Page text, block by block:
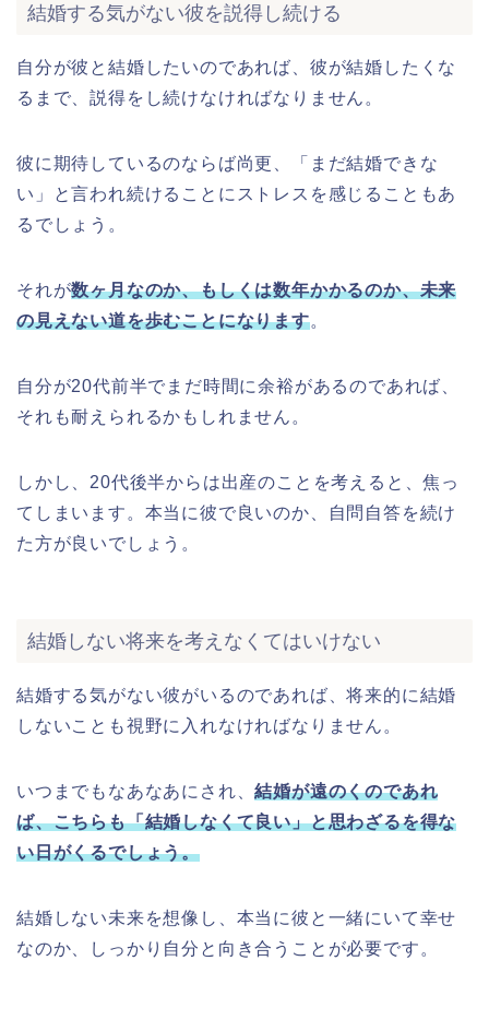
結婚する気がない彼を説得し続ける
自分が彼と結婚したいのであれば、彼が結婚したくな
るまで、説得をし続けなければなりません。
彼に期待しているのならば尚更、「まだ結婚できな
い」と言われ続けることにストレスを感じることもあ
るでしょう。
それが数ヶ月なのか、もしくは数年かかるのか、未来
の見えない道を歩むことになります。
自分が20代前半でまだ時間に余裕があるのであれば、
それも耐えられるかもしれません。
しかし、20代後半からは出産のことを考えると、焦っ
てしまいます。本当に彼で良いのか、自問自答を続け
た方が良いでしょう。
結婚しない将来を考えなくてはいけない
結婚する気がない彼がいるのであれば、将来的に結婚
しないことも視野に入れなければなりません。
いつまでもなあなあにされ、結婚が遠のくのであれ
ば、こちらも「結婚しなくて良い」と思わざるを得な
い日がくるでしょう。
結婚しない未来を想像し、本当に彼と一緒にいて幸せ
なのか、しっかり自分と向き合うことが必要です。